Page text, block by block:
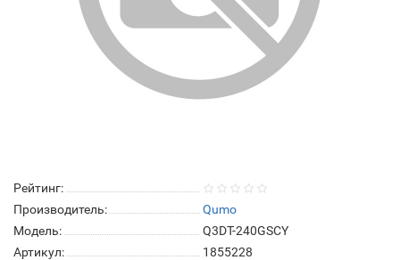
Рейтинг:
Производитель:
Qumo
Модель:
Q3DT-240GSCY
Артикул:
1855228